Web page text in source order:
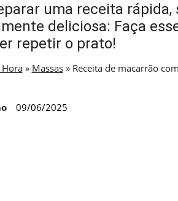
uma receita
deliciosa: Faça
repetir o prato!
Hora» Massas» Receita de macarrão
09/06/2025